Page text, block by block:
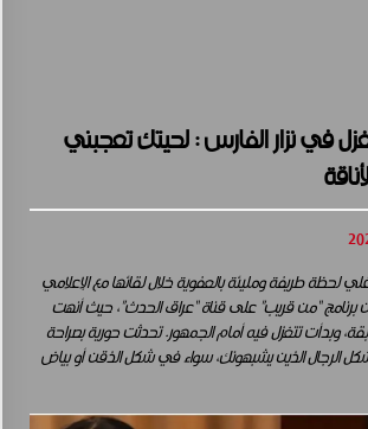
في نزار الفارس : لحيتك تعجبني
لحظة طريفة ومليئة بالعفوية خلال لقائها مع الإعلامي
برنامج “من قريب” على قناة “عراق الحدث”، حيث أنهت
وبدأت تتغزل فيه أمام الجمهور. تحدثت حورية بصراحة
الرجال الذين يشبهونك، سواء في شكل الذقن أو بياض